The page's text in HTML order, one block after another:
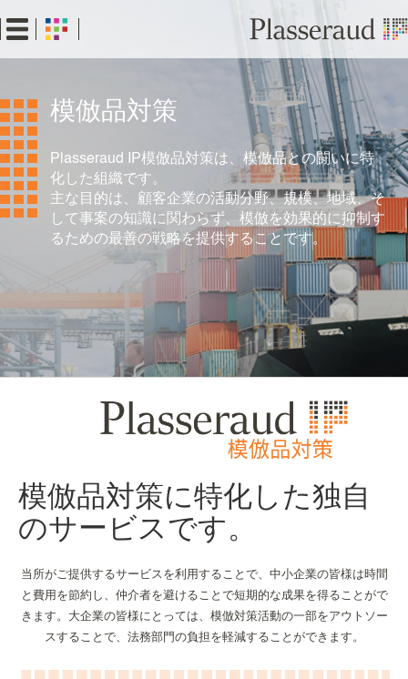
to
main
content
模倣品対策
Plasseraud IP模倣品対策は、模倣品との闘いに特
化した組織です。
主な目的は、顧客企業の活動分野、規模、地域、そ
して事案の知識に関わらず、模倣を効果的に抑制す
るための最善の戦略を提供することです。
模倣品対策に特化した独自
のサービスです。
当所がご提供するサービスを利用することで、中小企業の皆様は時間
と費用を節約し、仲介者を避けることで短期的な成果を得ることがで
きます。大企業の皆様にとっては、模倣対策活動の一部をアウトソー
スすることで、法務部門の負担を軽減することができます。